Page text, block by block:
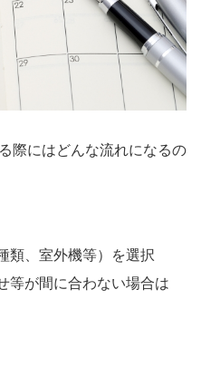
際にはどんな流れになるの
類、室外機等）を選択
等が間に合わない場合は